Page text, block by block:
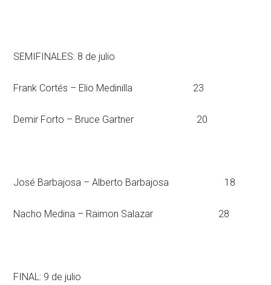
SEMIFINALES: 8 de julio
Frank Cortés – Elio Medinilla 23
Demir Forto – Bruce Gartner 20
José Barbajosa – Alberto Barbajosa 18
Nacho Medina – Raimon Salazar 28
FINAL: 9 de julio